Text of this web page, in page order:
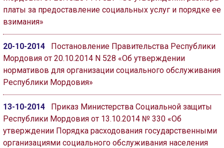
платы за предоставление социальных услуг и порядке ее
взимания»
20-10-2014
Постановление Правительства Республики
Мордовия от 20.10.2014 N 528 «Об утверждении
нормативов для организации социального обслуживания
Республики Мордовия»
13-10-2014
Приказ Министерства Социальной защиты
Республики Мордовия от 13.10.2014 № 330 «Об
утверждении Порядка расходования государственными
организациями социального обслуживания населения